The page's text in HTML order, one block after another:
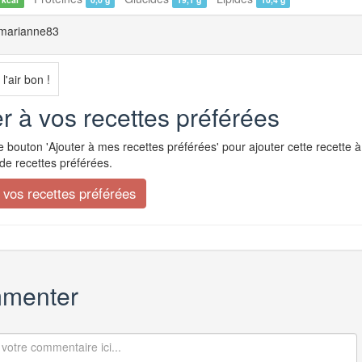
l'air bon !
à vos recettes préférées
bouton 'Ajouter à mes recettes préférées' pour ajouter cette recette à
recettes préférées.